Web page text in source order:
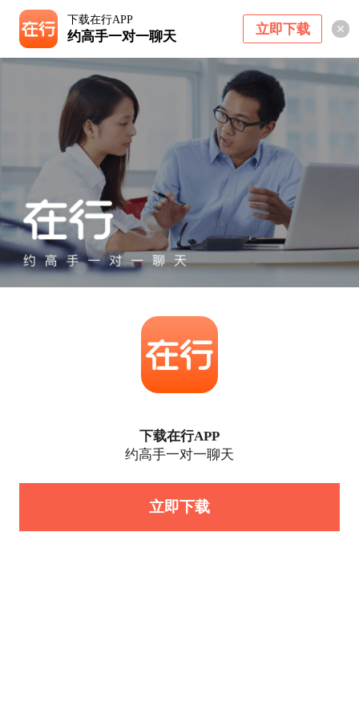
下载在行APP
约高手一对一聊天 立即下载
下载在行APP
约高手一对一聊天
立即下载